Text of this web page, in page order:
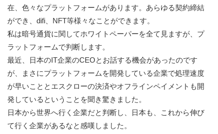
在、色々なプラットフォームがあります。あらゆる契約締結
ができ、difi、NFT等様々なことができます。
私は暗号通貨に関してホワイトペーパーを全て見ますが、プ
ラットフォームで判断します。
最近、日本のIT企業のCEOとお話する機会があったのです
が、まさにプラットフォームを開発している企業で処理速度
が早いこととエスクローの決済やオフラインペイメントも開
発しているということを聞き驚きました。
日本から世界へ行く企業だと判断し、日本も、これから伸び
て行く企業があるなと感嘆しました。